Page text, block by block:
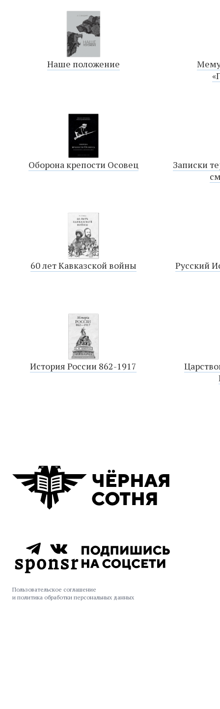
Наше положение
Оборона крепости Осовец
Записки
60 лет Кавказской войны Русский
История России 862-1917
Пользовательское соглашение
и политика обработки персональных данных